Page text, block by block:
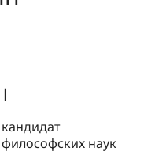
|
кандидат
философских наук